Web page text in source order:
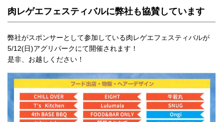
肉レゲエフェスティバルに弊社も協賛しています
弊社がスポンサーとして参加している肉レゲエフェスティバルが
5/12(日)アグリパークにて開催されます！
是非、お越しください！